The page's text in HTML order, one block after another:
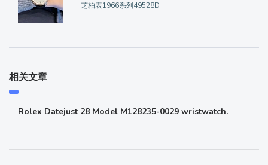
芝柏表1966系列49528D
相关文章
Rolex Datejust 28 Model M128235-0029 wristwatch.